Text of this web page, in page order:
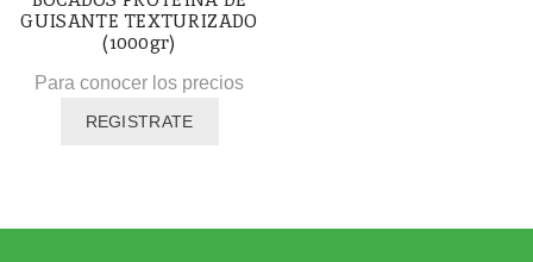
GUISANTE TEXTURIZADO
(1000gr)
Para conocer los precios
REGISTRATE